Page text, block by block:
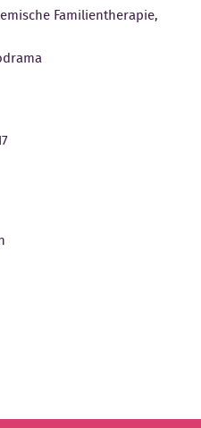
Familientherapie,